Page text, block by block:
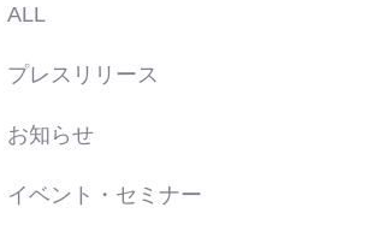
ALL
プレスリリース
お知らせ
イベント・セミナー